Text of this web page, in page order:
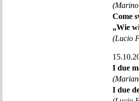
Come
„Wie
(Lucio
I due
I due